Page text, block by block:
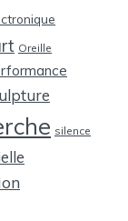
Oreille
silence